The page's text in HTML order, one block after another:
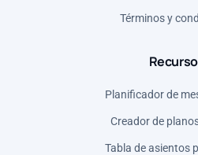
Grecia
Italia
Noruega
Polonia
Términos y
Planificador de
Creador de
Tabla de asientos